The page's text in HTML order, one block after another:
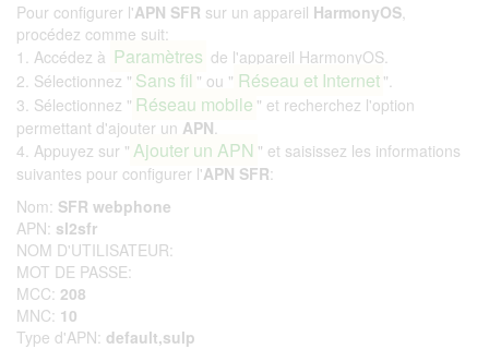
Pour configurer l'APN SFR sur un appareil HarmonyOS,
procédez comme suit:
1. Accédez à Paramètres de l'appareil HarmonyOS.
2. Sélectionnez " Sans fil " ou " Réseau et Internet ".
3. Sélectionnez " Réseau mobile " et recherchez l'option
permettant d'ajouter un APN.
4. Appuyez sur " Ajouter un APN " et saisissez les informations
suivantes pour configurer l'APN SFR:
Nom: SFR webphone
APN: sl2sfr
NOM D'UTILISATEUR:
MOT DE PASSE:
MCC: 208
MNC: 10
Type d'APN: default,sulp